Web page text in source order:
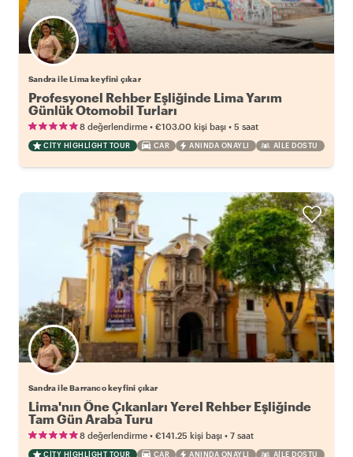
Sandra ile Lima keyfini çıkar
Profesyonel Rehber Eşliğinde Lima Yarım
Günlük Otomobil Turları
8 değerlendirme • €103.00 kişi başı • 5 saat
CITY HIGHLIGHT TOUR CAR ANINDA ONAYLI AILE DOSTU
Sandra ile Barranco keyfini çıkar
Lima'nın Öne Çıkanları Yerel Rehber Eşliğinde
Tam Gün Araba Turu
8 değerlendirme • €141.25 kişi başı • 7 saat
CITY HIGHLIGHT TOUR CAR ANINDA ONAYLI AILE DOSTU